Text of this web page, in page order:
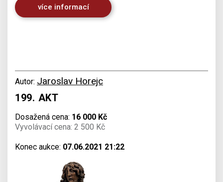
více informací
Autor: Jaroslav Horejc
199. AKT
Dosažená cena: 16 000 Kč
Vyvolávací cena: 2 500 Kč
Konec aukce: 07.06.2021 21:22